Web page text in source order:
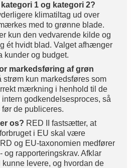
1 og kategori 2?
klimatiltag ud over
med to grønne blade.
kun den vedvarende kilde og
ét hvidt blad. Valget afhænger
kunder og budget.
markedsføring af grøn
strøm kun markedsføres som
mærkning i henhold til de
godkendelsesproces, så
de publiceres.
os? RED II fastsætter, at
i EU skal være
og EU-taxonomien medfører
og rapporteringskrav. Afklar
levere, og hvordan de